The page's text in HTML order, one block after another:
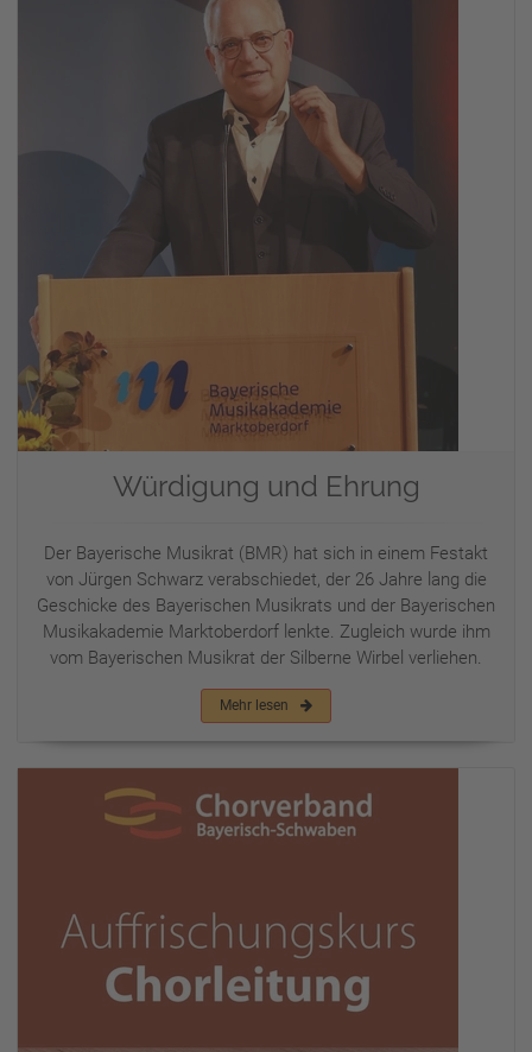
Würdigung und Ehrung
Der Bayerische Musikrat (BMR) hat sich in einem Festakt
von Jürgen Schwarz verabschiedet, der 26 Jahre lang die
Geschicke des Bayerischen Musikrats und der Bayerischen
Musikakademie Marktoberdorf lenkte. Zugleich wurde ihm
vom Bayerischen Musikrat der Silberne Wirbel verliehen.
Mehr lesen